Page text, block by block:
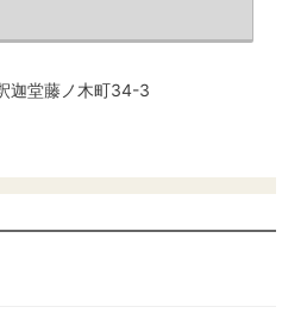
迦堂藤ノ木町34-3